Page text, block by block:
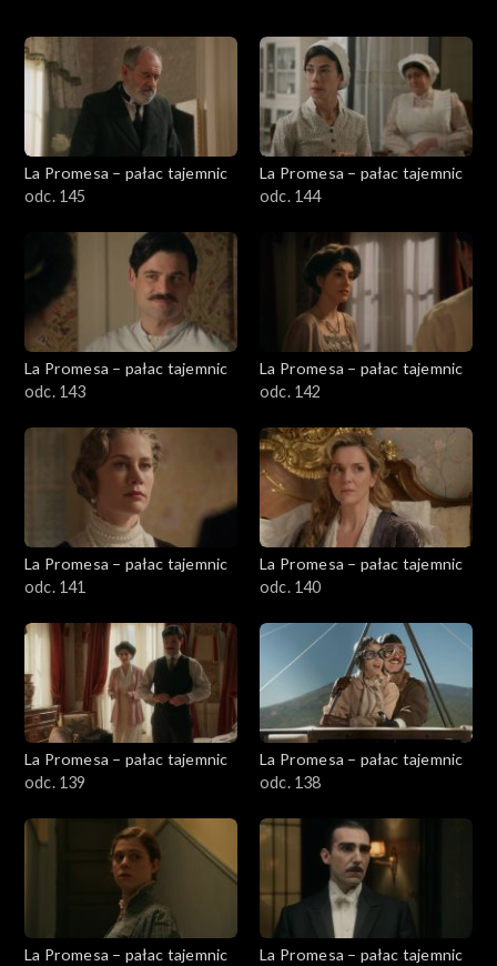
Odcinki 295-338
Odcinki 146-294
Odcinki 1-145
La Promesa – pałac tajemnic
odc. 145
La Promesa – pałac tajemnic
odc. 144
La Promesa – pałac tajemnic
odc. 143
La Promesa – pałac tajemnic
odc. 142
La Promesa – pałac tajemnic
odc. 141
La Promesa – pałac tajemnic
odc. 140
La Promesa – pałac tajemnic
odc. 139
La Promesa – pałac tajemnic
odc. 138
La Promesa – pałac tajemnic
La Promesa – pałac tajemnic